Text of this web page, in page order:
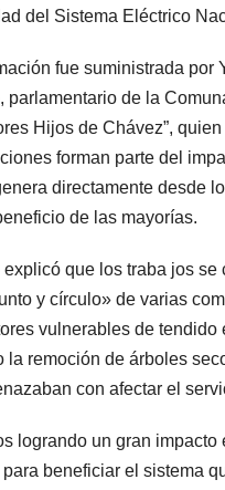
del Sistema Eléctrico
fue suministrada por
parlamentario de la
Hijos de Chávez”,
forman parte del
directamente desde
de las mayorías.
que los traba jos se
y círculo» de varias
vulnerables de tendido
la remoción de árboles
con afectar el
logrando un gran impacto
beneficiar el sistema